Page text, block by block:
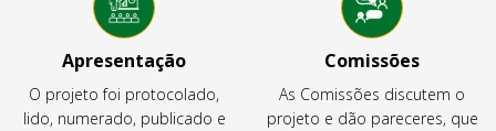
Apresentação
O projeto foi protocolado,
lido, numerado, publicado e
Comissões
As Comissões discutem o
projeto e dão pareceres, que